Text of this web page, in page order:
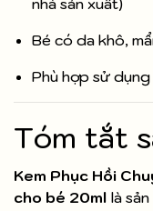
nhà sản xuất)
Bé có da khô,
Phù hợp sử
Tóm tắt
Kem Phục Hồi
cho bé 20ml là